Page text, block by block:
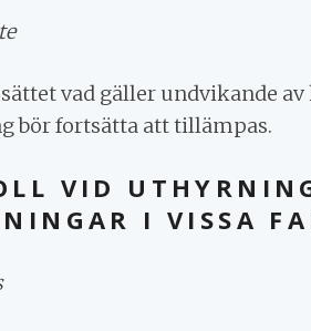
vad gäller undvikande av
bör fortsätta att tillämpas.
VID
I VISSA